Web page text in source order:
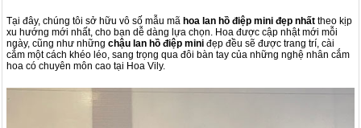
Tại đây, chúng tôi sở hữu vô số mẫu mã hoa lan hồ điệp mini đẹp nhất theo kịp
xu hướng mới nhất, cho bạn dễ dàng lựa chọn. Hoa được cập nhật mới mỗi
ngày, cũng như những chậu lan hồ điệp mini đẹp đều sẽ được trang trí, cài
cắm một cách khéo léo, sang trọng qua đôi bàn tay của những nghệ nhân cắm
hoa có chuyên môn cao tại Hoa Vily.